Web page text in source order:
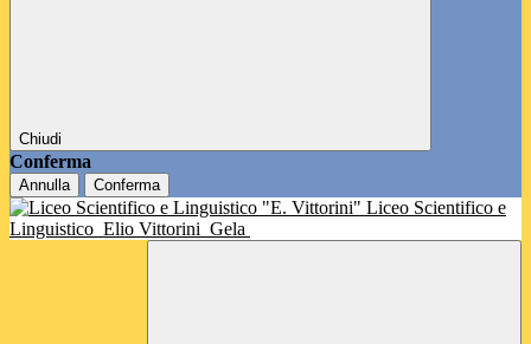
Chiudi
Conferma
Annulla Conferma
Liceo Scientifico e
Linguistico Elio Vittorini Gela